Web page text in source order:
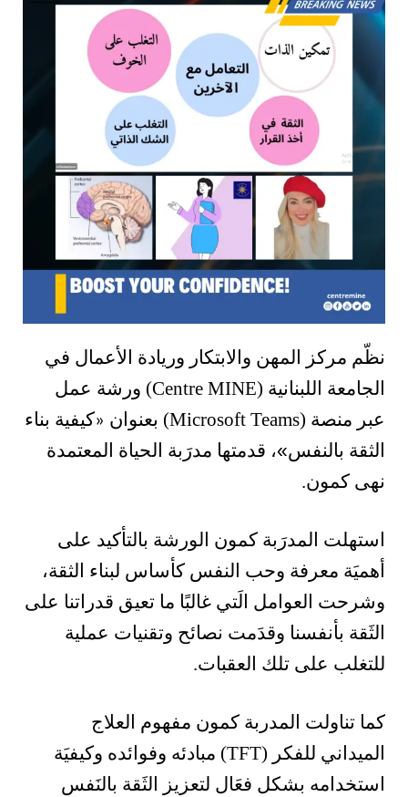
نظّم مركز المهن والابتكار وريادة الأعمال في
الجامعة اللبنانية (Centre MINE) ورشة عمل
عبر منصة (Microsoft Teams) بعنوان
«كيفية بناء
الثقة بالنفس»، قدمتها مدرَبة الحياة المعتمدة
نهى كمون.
استهلت المدرَبة كمون الورشة بالتأكيد على
أهميَة معرفة وحب النفس كأساس لبناء الثقة،
وشرحت العوامل الَتي غالبًا ما تعيق قدراتنا على
الثَقة بأنفسنا وقدَمت نصائح وتقنيات عملية
للتغلب على تلك العقبات.
كما تناولت المدربة كمون مفهوم العلاج
الميداني للفكر (TFT) مبادئه وفوائده وكيفيَة
استخدامه بشكل فعَال لتعزيز الثَقة بالنَفس